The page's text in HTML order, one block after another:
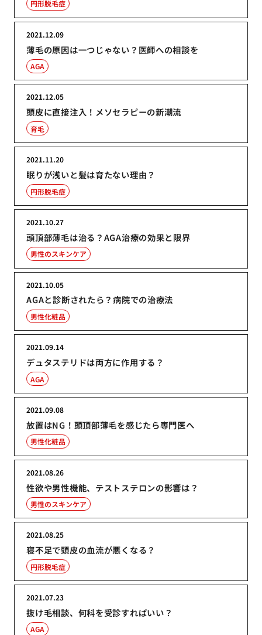
円形脱毛症
薄毛の原因は一つじゃない？医師への相談を
2021.12.09
AGA
頭皮に直接注入！メソセラピーの新潮流
2021.12.05
育毛
眠りが浅いと髪は育たない理由？
2021.11.20
円形脱毛症
頭頂部薄毛は治る？AGA治療の効果と限界
2021.10.27
男性のスキンケア
AGAと診断されたら？病院での治療法
2021.10.05
男性化粧品
デュタステリドは両方に作用する？
2021.09.14
AGA
放置はNG！頭頂部薄毛を感じたら専門医へ
2021.09.08
男性化粧品
性欲や男性機能、テストステロンの影響は？
2021.08.26
男性のスキンケア
寝不足で頭皮の血流が悪くなる？
2021.08.25
円形脱毛症
抜け毛相談、何科を受診すればいい？
2021.07.23
AGA